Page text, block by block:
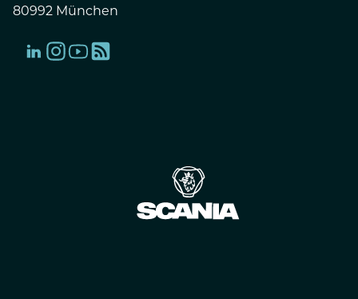
80992 München